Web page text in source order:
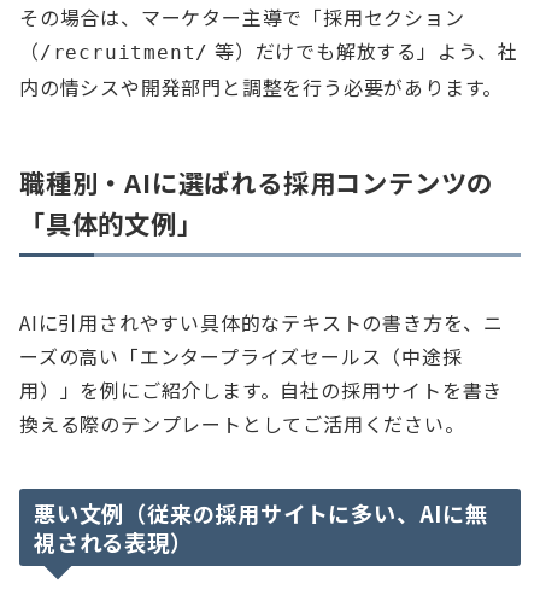
その場合は、マーケター主導で「採用セクション
（/recruitment/ 等）だけでも解放する」よう、社
内の情シスや開発部門と調整を行う必要があります。
職種別・AIに選ばれる採用コンテンツの
「具体的文例」
AIに引用されやすい具体的なテキストの書き方を、ニ
ーズの高い「エンタープライズセールス（中途採
用）」を例にご紹介します。自社の採用サイトを書き
換える際のテンプレートとしてご活用ください。
悪い文例（従来の採用サイトに多い、AIに無
視される表現）